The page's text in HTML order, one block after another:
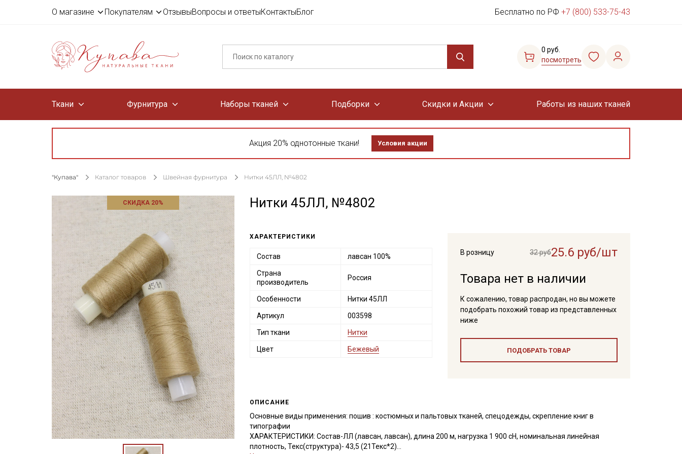
О магазине Покупателям ОтзывыВопросы и ответыКонтактыБлог Бесплатно по РФ +7 (800) 533-75-43
0 руб.
посмотреть
Ткани Фурнитура Наборы тканей Подборки Скидки и Акции Работы из наших тканей
Акция 20% однотонные ткани! Условия акции
"Купава" Каталог товаров Швейная фурнитура Нитки 45ЛЛ, №4802
СКИДКА 20% Нитки 45ЛЛ, №4802
В розницу 32 руб25.6 руб/шт
Товара нет в наличии
К сожалению, товар распродан, но вы можете
подобрать похожий товар из представленных
ниже
ПОДОБРАТЬ ТОВАР
ХАРАКТЕРИСТИКИ
Состав лавсан 100%
Страна
производитель
Россия
Особенности Нитки 45ЛЛ
Артикул 003598
Тип ткани Нитки
Цвет Бежевый
ОПИСАНИЕ
Основные виды применения: пошив : костюмных и пальтовых тканей, спецодежды, скрепление книг в
типографии
ХАРАКТЕРИСТИКИ: Состав-ЛЛ (лавсан, лавсан), длина 200 м, нагрузка 1 900 сН, номинальная линейная
плотность, Текс(структура)- 43,5 (21Текс*2)